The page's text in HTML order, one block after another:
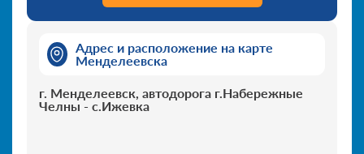
Адрес и расположение на карте
Менделеевска
г. Менделеевск, автодорога г.Набережные
Челны - с.Ижевка